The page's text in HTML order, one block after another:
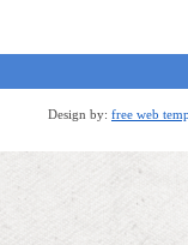
Design by: free web